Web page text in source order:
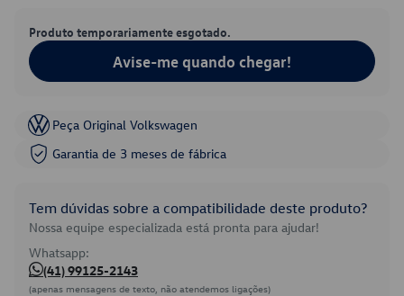
Produto temporariamente esgotado.
Avise-me quando chegar!
Peça Original Volkswagen
Garantia de 3 meses de fábrica
Tem dúvidas sobre a compatibilidade deste produto?
Nossa equipe especializada está pronta para ajudar!
Whatsapp:
(41) 99125-2143
(apenas mensagens de texto, não atendemos ligações)